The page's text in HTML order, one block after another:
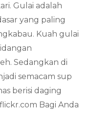
Gulai adalah
yang paling
Kuah gulai
Sedangkan di
semacam sup
berisi daging
Bagi Anda